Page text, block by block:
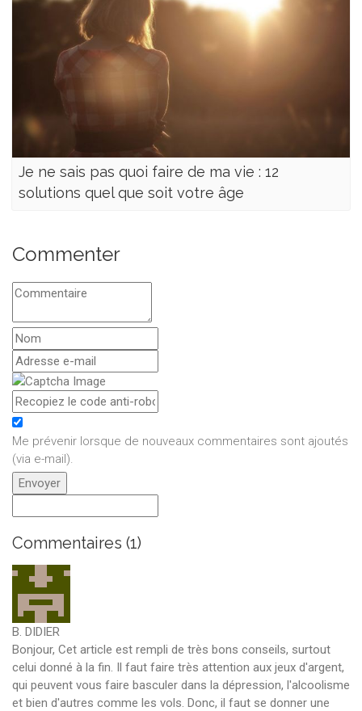
Je ne sais pas quoi faire de ma vie : 12
solutions quel que soit votre âge
Commenter
Me prévenir lorsque de nouveaux commentaires sont ajoutés
(via e-mail).
Commentaires (1)
B. DIDIER
Bonjour, Cet article est rempli de très bons conseils, surtout
celui donné à la fin. Il faut faire très attention aux jeux d'argent,
qui peuvent vous faire basculer dans la dépression, l'alcoolisme
et bien d'autres comme les vols. Donc, il faut se donner une